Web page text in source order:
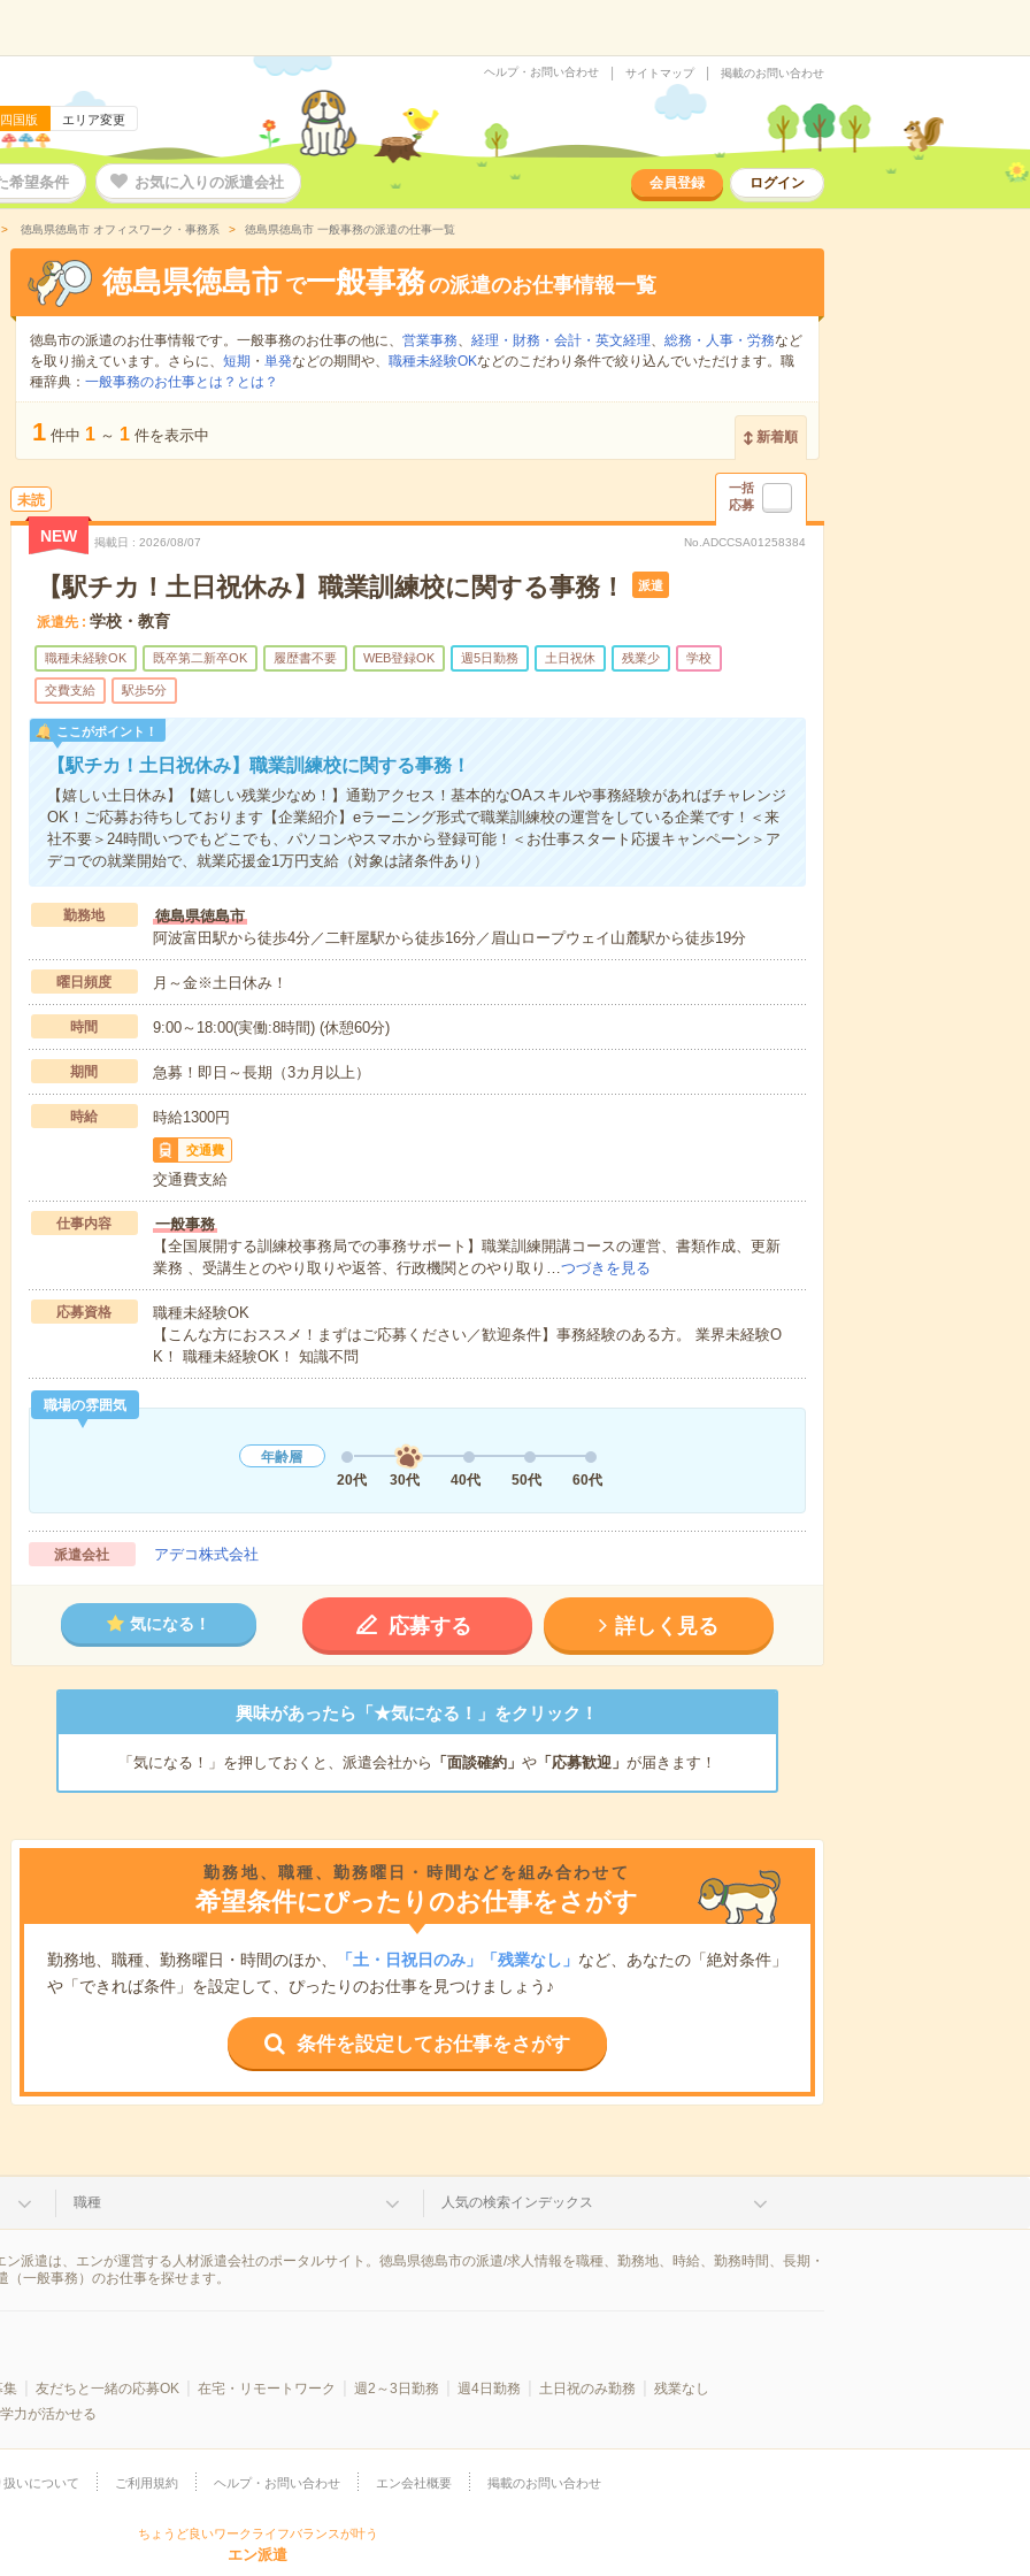
国版 エリア変更
ヘルプ・お問い合わせ サイトマップ 掲載のお問い合わせ
希望条件 お気に入りの派遣会社 会員登録 ログイン
徳島県徳島市 オフィスワーク・事務系 徳島県徳島市 一般事務の派遣の仕事一覧
徳島県徳島市 で一般事務の派遣のお仕事情報一覧
徳島市の派遣のお仕事情報です。一般事務のお仕事の他に、 営業事務、 経理・財務・会計・英文経理、 総務・人事・労務など
を取り揃えています。さらに、 短期 ・ 単発などの期間や、 職種未経験OKなどのこだわり条件で絞り込んでいただけます。職
種辞典： 一般事務のお仕事とは？とは？
1 件中 1 ～ 1 件を表示中 新着順
未読
一括
応募
NEW 掲載日 2026/08/07 No.ADCCSA01258384
【駅チカ！土日祝休み】職業訓練校に関する事務！ 派遣
派遣先 学校・教育
職種未経験OK 既卒第二新卒OK 履歴書不要 WEB登録OK 週5日勤務 土日祝休 残業少 学校
交費支給 駅歩5分
ここがポイント！
【駅チカ！土日祝休み】職業訓練校に関する事務！
【嬉しい土日休み】【嬉しい残業少なめ！】通勤アクセス！基本的なOAスキルや事務経験があればチャレンジ
OK！ご応募お待ちしております【企業紹介】eラーニング形式で職業訓練校の運営をしている企業です！＜来
社不要＞24時間いつでもどこでも、パソコンやスマホから登録可能！＜お仕事スタート応援キャンペーン＞ア
デコでの就業開始で、就業応援金1万円支給（対象は諸条件あり）
勤務地
徳島県徳島市
阿波富田駅から徒歩4分／二軒屋駅から徒歩16分／眉山ロープウェイ山麓駅から徒歩19分
曜日頻度 月～金※土日休み！
時間 9:00～18:00(実働:8時間) (休憩60分)
期間 急募！即日～長期（3カ月以上）
時給 時給1300円
交通費
交通費支給
仕事内容
一般事務
【全国展開する訓練校事務局での事務サポート】職業訓練開講コースの運営、書類作成、更新
業務 、受講生とのやり取りや返答、行政機関とのやり取り…つづきを見る
応募資格
職種未経験OK
【こんな方におススメ！まずはご応募ください／歓迎条件】事務経験のある方。 業界未経験O
K！ 職種未経験OK！ 知識不問
職場の雰囲気
年齢層
20代
30代 40代 50代 60代
派遣会社 アデコ株式会社
気になる！ 応募する 詳しく見る
興味があったら「★気になる！」をクリック！
「気になる！」を押しておくと、派遣会社から 「面談確約」 や「応募歓迎」 が届きます！
勤務地、職種、勤務曜日・時間などを組み合わせて
希望条件にぴったりのお仕事をさがす
勤務地、職種、勤務曜日・時間のほか、 「土・日祝日のみ」「残業なし」 など、あなたの「絶対条件」
や「できれば条件」を設定して、ぴったりのお仕事を見つけましょう♪
条件を設定してお仕事をさがす
職種 人気の検索インデックス
派遣は、エンが運営する人材派遣会社のポータルサイト。徳島県徳島市の派遣/求人情報を職種、勤務地、時給、勤務時間、長期・
一般事務）のお仕事を探せます。
集 友だちと一緒の応募OK 在宅・リモートワーク 週2～3日勤務 週4日勤務 土日祝のみ勤務
残業なし
力が活かせる
いについて ご利用規約 ヘルプ・お問い合わせ エン会社概要 掲載のお問い合わせ
ちょうど良いワークライフバランスが叶う
エン派遣